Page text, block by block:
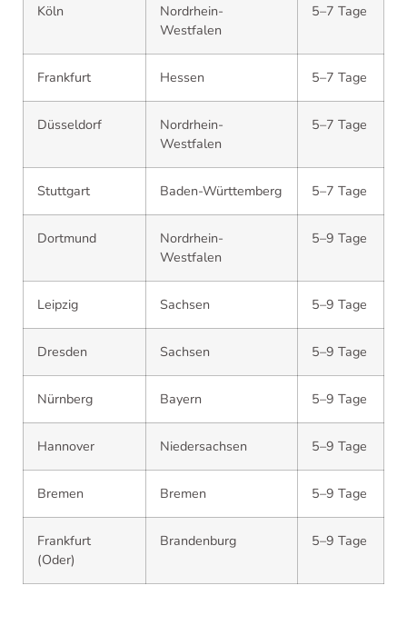
Köln
Nordrhein-
Westfalen
5–7 Tage
Frankfurt Hessen 5–7 Tage
Düsseldorf
Nordrhein-
Westfalen
5–7 Tage
Stuttgart Baden-Württemberg 5–7 Tage
Dortmund
Nordrhein-
Westfalen
5–9 Tage
Leipzig Sachsen 5–9 Tage
Dresden Sachsen 5–9 Tage
Nürnberg Bayern 5–9 Tage
Hannover Niedersachsen 5–9 Tage
Bremen Bremen 5–9 Tage
Frankfurt
(Oder)
Brandenburg 5–9 Tage